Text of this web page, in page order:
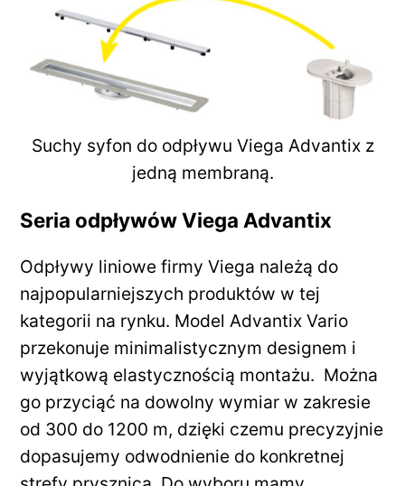
Suchy syfon do odpływu Viega Advantix z
jedną membraną.
Seria odpływów Viega Advantix
Odpływy liniowe firmy Viega należą do
najpopularniejszych produktów w tej
kategorii na rynku. Model Advantix Vario
przekonuje minimalistycznym designem i
wyjątkową elastycznością montażu. Można
go przyciąć na dowolny wymiar w zakresie
od 300 do 1200 m, dzięki czemu precyzyjnie
dopasujemy odwodnienie do konkretnej